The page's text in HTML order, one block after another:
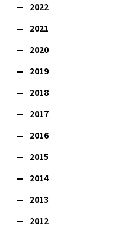
2022
2021
2020
2019
2018
2017
2016
2015
2014
2013
2012